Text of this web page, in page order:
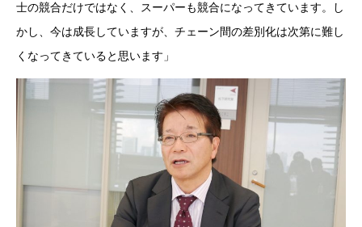
士の競合だけではなく、スーパーも競合になってきています。し
かし、今は成長していますが、チェーン間の差別化は次第に難し
くなってきていると思います」